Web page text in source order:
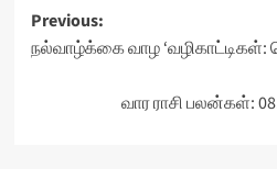
Post
navigation
Previous:
நல்வாழ்க்கை வாழ ‘வழிகாட்டிகள்:
வார ராசி பலன்கள்: